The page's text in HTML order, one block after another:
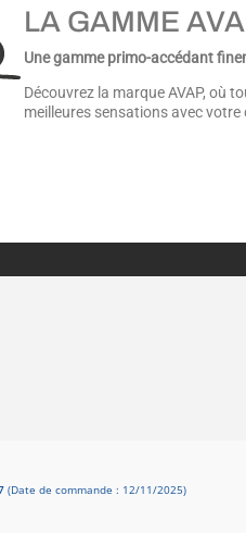
LA GAMME
Une gamme primo-accédant
Découvrez la marque AVAP, où
meilleures sensations avec
(Date de commande : 12/11/2025)